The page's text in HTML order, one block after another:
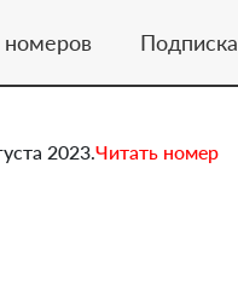
Подписка
2023.Читать номер